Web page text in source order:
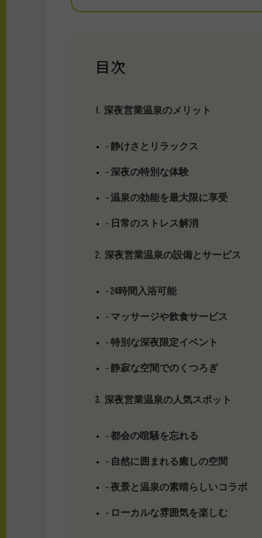
目次
1. 深夜営業温泉のメリット
– 静けさとリラックス
– 深夜の特別な体験
– 温泉の効能を最大限に享受
– 日常のストレス解消
2. 深夜営業温泉の設備とサービス
– 24時間入浴可能
– マッサージや飲食サービス
– 特別な深夜限定イベント
– 静寂な空間でのくつろぎ
3. 深夜営業温泉の人気スポット
– 都会の喧騒を忘れる
– 自然に囲まれる癒しの空間
– 夜景と温泉の素晴らしいコラボ
– ローカルな雰囲気を楽しむ